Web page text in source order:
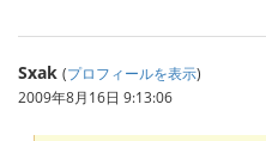
Sxak (プロフィールを表示)
2009年8月16日 9:13:06